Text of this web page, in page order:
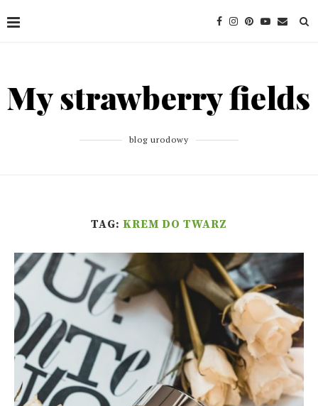
blog urodowy
TAG: KREM DO TWARZ